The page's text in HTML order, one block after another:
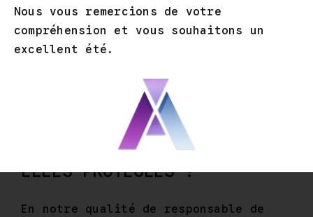
nécessaire à leur finalité, exposée
ci-dessus, et dans la limite des
délais légaux pour satisfaire toute
engager/répondre à tout litige.
COMMENT VOS DONNÉES SONT-
ELLES PROTÉGÉES ?
En notre qualité de responsable de
Nous vous remercions de votre
compréhension et vous souhaitons un
excellent été.